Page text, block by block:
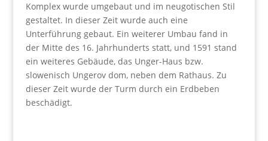
Komplex wurde umgebaut und im neugotischen Stil
gestaltet. In dieser Zeit wurde auch eine
Unterführung gebaut. Ein weiterer Umbau fand in
der Mitte des 16. Jahrhunderts statt, und 1591 stand
ein weiteres Gebäude, das Unger-Haus bzw.
slowenisch Ungerov dom, neben dem Rathaus. Zu
dieser Zeit wurde der Turm durch ein Erdbeben
beschädigt.